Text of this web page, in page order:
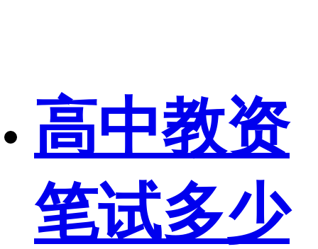
高中教资
笔试多少